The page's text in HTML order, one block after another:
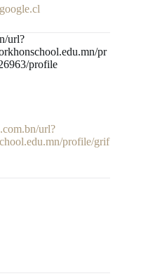
url?
pr
profile
url?
profile/grif